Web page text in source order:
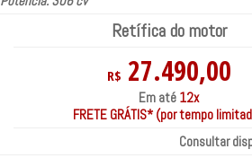
Retífica do motor
R$ 27.490,00
Em até 12x
FRETE GRÁTIS* (por tempo
Consultar